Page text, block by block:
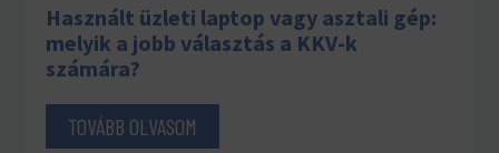
Használt üzleti laptop vagy asztali gép:
melyik a jobb választás a KKV-k
számára?
TOVÁBB OLVASOM